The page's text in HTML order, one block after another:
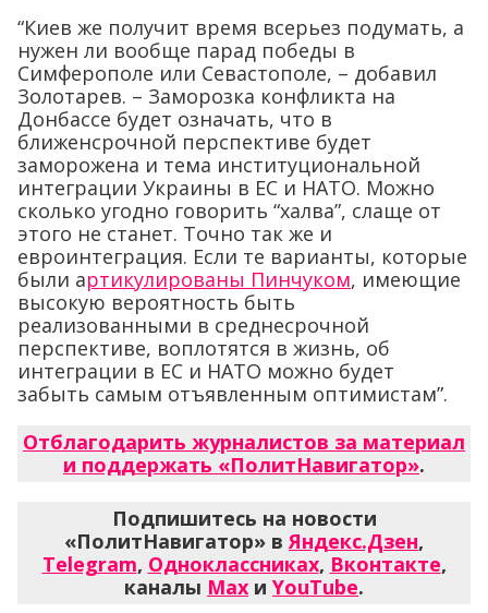
“Киев же получит время всерьез подумать, а
нужен ли вообще парад победы в
Симферополе или Севастополе, – добавил
Золотарев. – Заморозка конфликта на
Донбассе будет означать, что в
ближенсрочной перспективе будет
заморожена и тема институциональной
интеграции Украины в ЕС и НАТО. Можно
сколько угодно говорить “халва”, слаще от
этого не станет. Точно так же и
евроинтеграция. Если те варианты, которые
были артикулированы Пинчуком, имеющие
высокую вероятность быть
реализованными в среднесрочной
перспективе, воплотятся в жизнь, об
интеграции в ЕС и НАТО можно будет
забыть самым отъявленным оптимистам”.
Отблагодарить журналистов за материал
и поддержать «ПолитНавигатор».
Подпишитесь на новости
«ПолитНавигатор» вЯндекс.Дзен,
Telegram, Одноклассниках, Вконтакте,
каналы Max и YouTube.